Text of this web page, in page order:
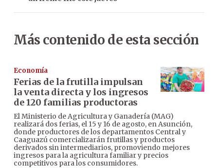
Más contenido de esta sección
Economía
Ferias de la frutilla impulsan
la venta directa y los ingresos
de 120 familias productoras
El Ministerio de Agricultura y Ganadería (MAG)
realizará dos ferias, el 15 y 16 de agosto, en Asunción,
donde productores de los departamentos Central y
Caaguazú comercializarán frutillas y productos
derivados sin intermediarios, promoviendo mejores
ingresos para la agricultura familiar y precios
competitivos para los consumidores.